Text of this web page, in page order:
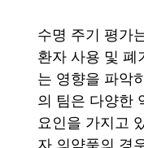
수명 주기 평가
환자 사용 및 폐
는 영향을 파악
의 팀은 다양한
요인을 가지고